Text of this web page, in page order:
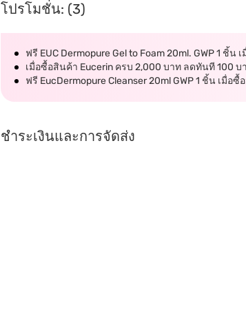
โปรโมชั่น: (3)
ฟรี EUC Dermopure Gel to Foam 20ml. GWP 1 ชิ้
เมื่อซื้อสินค้า Eucerin ครบ 2,000 บาท ลดทันที 100 บ
ฟรี EucDermopure Cleanser 20ml GWP 1 ชิ้น เมื่อ
ชำระเงินและการจัดส่ง